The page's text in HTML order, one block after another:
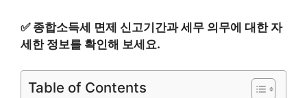
✅ 종합소득세 면제 신고기간과 세무 의무에 대한 자
세한 정보를 확인해 보세요.
Table of Contents